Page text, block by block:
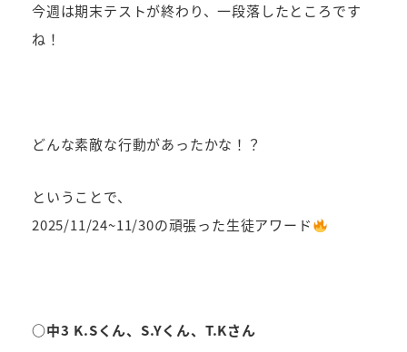
今週は期末テストが終わり、一段落したところです
ね！
どんな素敵な行動があったかな！？
ということで、
2025/11/24~11/30の頑張った生徒アワード
○中3 K.Sくん、S.Yくん、T.Kさん